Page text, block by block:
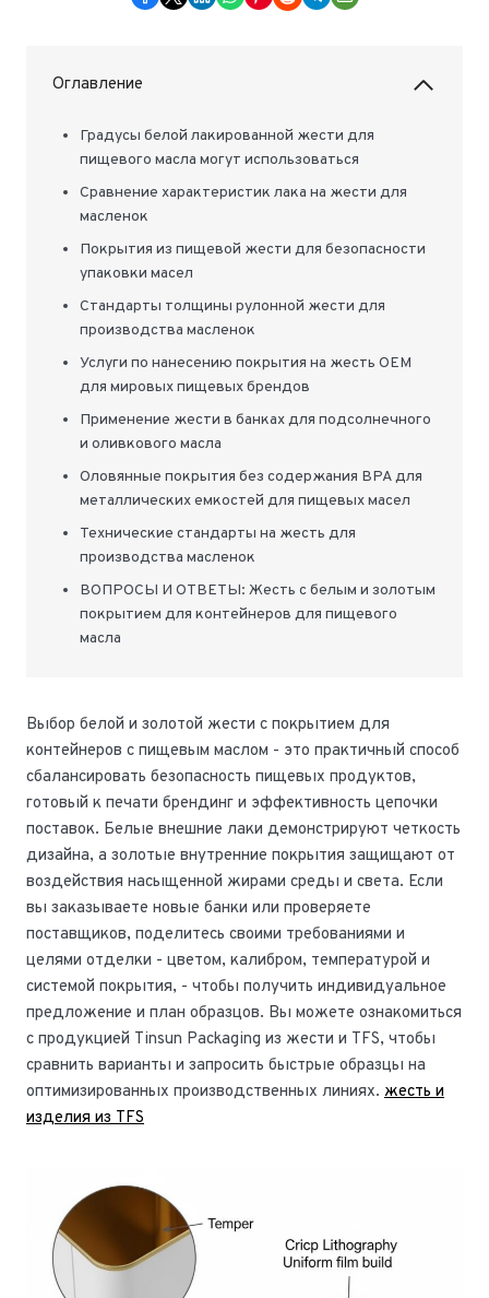
Оглавление
Градусы белой лакированной жести для
пищевого масла могут использоваться
Сравнение характеристик лака на жести для
масленок
Покрытия из пищевой жести для безопасности
упаковки масел
Стандарты толщины рулонной жести для
производства масленок
Услуги по нанесению покрытия на жесть OEM
для мировых пищевых брендов
Применение жести в банках для подсолнечного
и оливкового масла
Оловянные покрытия без содержания BPA для
металлических емкостей для пищевых масел
Технические стандарты на жесть для
производства масленок
ВОПРОСЫ И ОТВЕТЫ: Жесть с белым и золотым
покрытием для контейнеров для пищевого
масла
Выбор белой и золотой жести с покрытием для
контейнеров с пищевым маслом - это практичный способ
сбалансировать безопасность пищевых продуктов,
готовый к печати брендинг и эффективность цепочки
поставок. Белые внешние лаки демонстрируют четкость
дизайна, а золотые внутренние покрытия защищают от
воздействия насыщенной жирами среды и света. Если
вы заказываете новые банки или проверяете
поставщиков, поделитесь своими требованиями и
целями отделки - цветом, калибром, температурой и
системой покрытия, - чтобы получить индивидуальное
предложение и план образцов. Вы можете ознакомиться
с продукцией Tinsun Packaging из жести и TFS, чтобы
сравнить варианты и запросить быстрые образцы на
оптимизированных производственных линиях. жесть и
изделия из TFS